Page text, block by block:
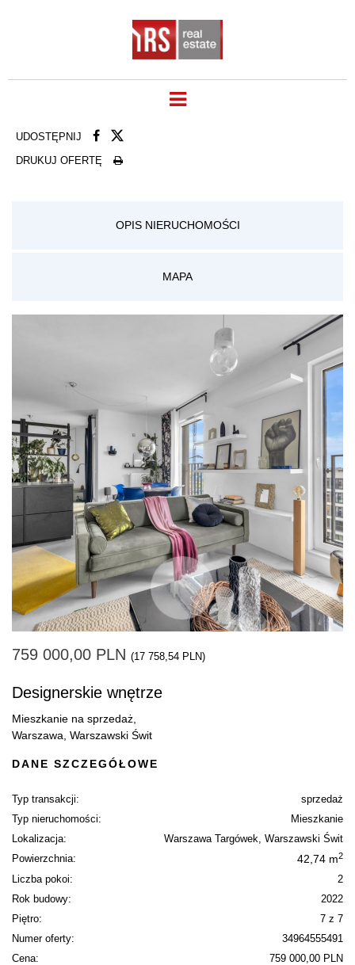
UDOSTĘPNIJ
DRUKUJ OFERTĘ
OPIS NIERUCHOMOŚCI
MAPA
759 000,00 PLN (17 758,54 PLN)
Designerskie wnętrze
Mieszkanie na sprzedaż,
Warszawa, Warszawski Świt
DANE SZCZEGÓŁOWE
Typ transakcji:
sprzedaż
Typ nieruchomości:
Mieszkanie
Lokalizacja:
Warszawa Targówek, Warszawski Świt
Powierzchnia:
42,74 m2
Liczba pokoi:
2
Rok budowy:
2022
Piętro:
7 z 7
Numer oferty:
34964555491
Cena:
759 000,00 PLN